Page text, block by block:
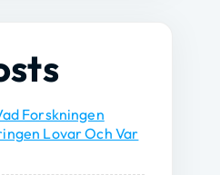
Forskningen
Lovar Och Var